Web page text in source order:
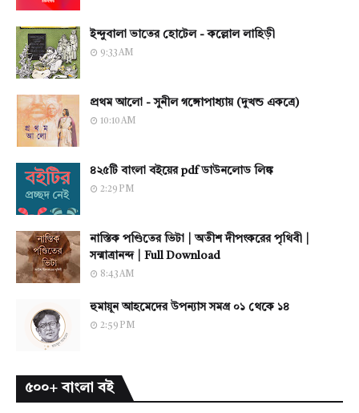
ইন্দুবালা ভাতের হোটেল - কল্লোল লাহিড়ী
9:33 AM
প্রথম আলো - সুনীল গঙ্গোপাধ্যায় (দুখন্ড একত্রে)
10:10 AM
৪২৫টি বাংলা বইয়ের pdf ডাউনলোড লিঙ্ক
2:29 PM
নাস্তিক পণ্ডিতের ভিটা | অতীশ দীপংকরের পৃথিবী |
সন্মাত্রানন্দ | Full Download
8:43 AM
হুমায়ূন আহমেদের উপন্যাস সমগ্র ০১ থেকে ১৪
2:59 PM
৫০০+ বাংলা বই